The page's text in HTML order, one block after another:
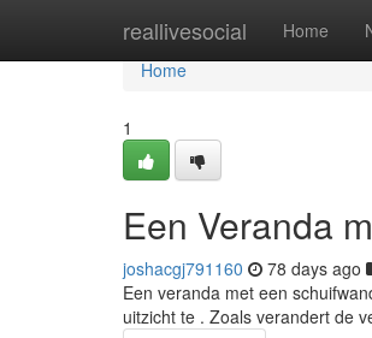
reallivesocial Home
Home
Home
1
Een Veranda
joshacgj791160 78 days ago
Een veranda met een
uitzicht te . Zoals verandert de